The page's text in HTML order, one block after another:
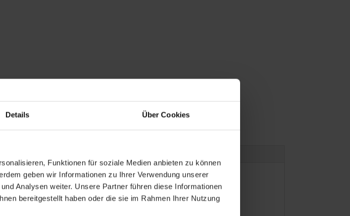
Details Über Cookies
Funktionen für soziale Medien anbieten zu können
geben wir Informationen zu Ihrer Verwendung unserer
Analysen weiter. Unsere Partner führen diese Informationen
bereitgestellt haben oder die sie im Rahmen Ihrer Nutzung